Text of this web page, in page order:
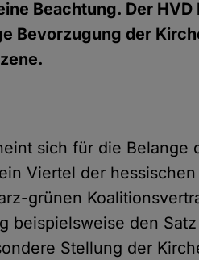
Beachtung. Der HVD
Bevorzugung der
sich für die Belange
Viertel der
grünen
beispielsweise den Satz
Stellung der